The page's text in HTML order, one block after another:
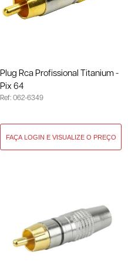
Plug Rca Profissional Titanium -
Pix 64
Ref: 062-6349